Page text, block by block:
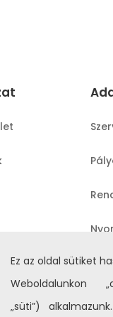
Ez az oldal sütiket
Weboldalunkon
„süti”)